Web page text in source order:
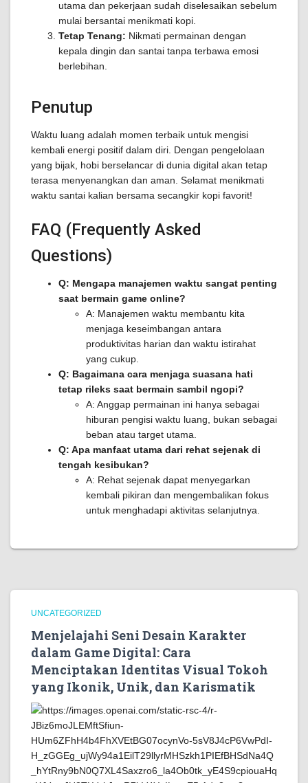
utama dan pekerjaan sudah diselesaikan sebelum
mulai bersantai menikmati kopi.
Tetap Tenang: Nikmati permainan dengan
kepala dingin dan santai tanpa terbawa emosi
berlebihan.
Penutup
Waktu luang adalah momen terbaik untuk mengisi
kembali energi positif dalam diri. Dengan pengelolaan
yang bijak, hobi berselancar di dunia digital akan tetap
terasa menyenangkan dan aman. Selamat menikmati
waktu santai kalian bersama secangkir kopi favorit!
FAQ (Frequently Asked
Questions)
Q: Mengapa manajemen waktu sangat penting
saat bermain game online?
A: Manajemen waktu membantu kita
menjaga keseimbangan antara
produktivitas harian dan waktu istirahat
yang cukup.
Q: Bagaimana cara menjaga suasana hati
tetap rileks saat bermain sambil ngopi?
A: Anggap permainan ini hanya sebagai
hiburan pengisi waktu luang, bukan sebagai
beban atau target utama.
Q: Apa manfaat utama dari rehat sejenak di
tengah kesibukan?
A: Rehat sejenak dapat menyegarkan
kembali pikiran dan mengembalikan fokus
untuk menghadapi aktivitas selanjutnya.
UNCATEGORIZED
Menjelajahi Seni Desain Karakter
dalam Game Digital: Cara
Menciptakan Identitas Visual Tokoh
yang Ikonik, Unik, dan Karismatik